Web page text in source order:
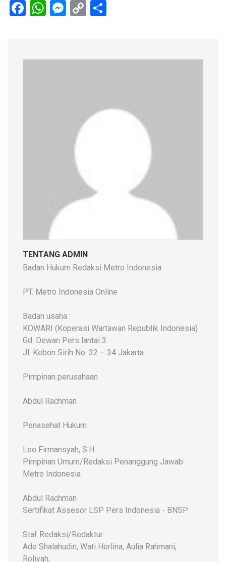
Facebook
WhatsApp
Messenger
Copy
TENTANG ADMIN
Badan Hukum Redaksi Metro Indonesia
PT. Metro Indonesia Online
Badan usaha :
KOWARI (Koperasi Wartawan Republik Indonesia)
Gd. Dewan Pers lantai 3.
Jl. Kebon Sirih No. 32 – 34 Jakarta
Pimpinan perusahaan
Abdul Rachman
Penasehat Hukum
Leo Firmansyah, S.H
Pimpinan Umum/Redaksi Penanggung Jawab
Metro Indonesia
Abdul Rachman
Sertifikat Assesor LSP Pers Indonesia - BNSP
Staf Redaksi/Redaktur
Ade Shalahudin, Wati Herlina, Aulia Rahmani,
Roliyah,